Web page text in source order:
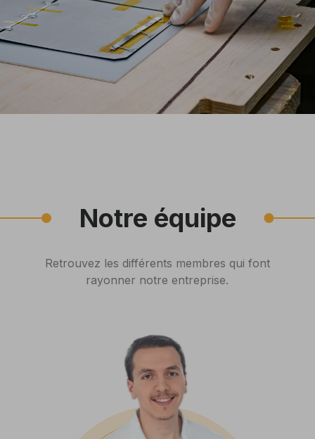
Notre équipe
Retrouvez les différents membres qui font
rayonner notre entreprise.